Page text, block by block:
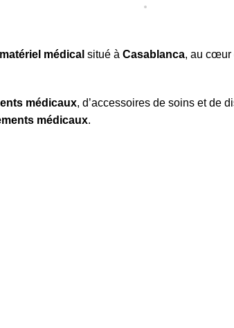
médical situé à Casablanca, au cœur
médicaux, d’accessoires de soins et de
médicaux.